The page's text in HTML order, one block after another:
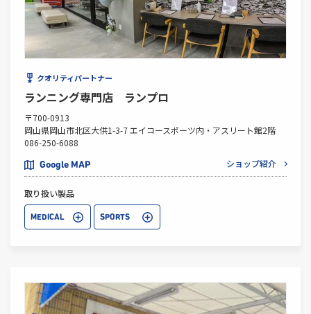
クオリティパートナー
ランニング専門店 ランプロ
〒700-0913
岡山県岡山市北区大供1-3-7 エイコースポーツ内・アスリート館2階
086-250-6088
Google MAP ショップ紹介
取り扱い製品
MEDICAL SPORTS